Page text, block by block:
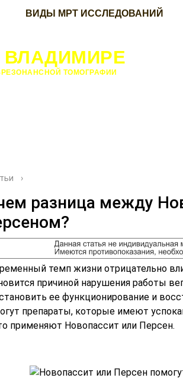
ВИДЫ МРТ ИССЛЕДОВАНИЙ
ВЛАДИМИРЕ
ТОМОГРАФИИ
›
разница между
темп жизни отрицательно
причиной нарушения работы
ее функционирование и
препараты, которые имеют
применяют Новопассит или Персен.